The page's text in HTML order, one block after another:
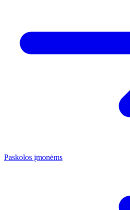
Paskolos įmonėms